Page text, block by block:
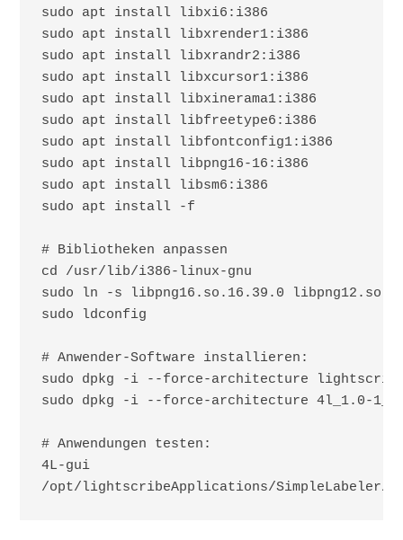
sudo apt install libxi6:i386
sudo apt install libxrender1:i386
sudo apt install libxrandr2:i386
sudo apt install libxcursor1:i386
sudo apt install libxinerama1:i386
sudo apt install libfreetype6:i386
sudo apt install libfontconfig1:i386
sudo apt install libpng16-16:i386
sudo apt install libsm6:i386
sudo apt install -f
# Bibliotheken anpassen
cd /usr/lib/i386-linux-gnu
sudo ln -s libpng16.so.16.39.0 libpng12.so.0
sudo ldconfig
# Anwender-Software installieren:
sudo dpkg -i --force-architecture
sudo dpkg -i --force-architecture 4l_1.0-
# Anwendungen testen:
4L-gui
/opt/lightscribeApplications/SimpleLabeler/